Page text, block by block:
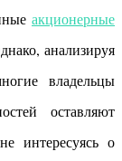
акционерные
анализируя
владельцы
оставляют
интересуясь о